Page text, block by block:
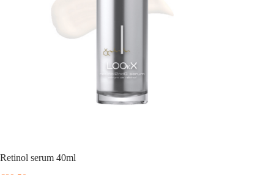
Retinol serum 40ml